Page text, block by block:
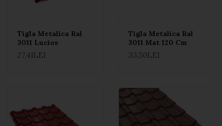
Tigla Metalica Ral
3011 Lucios
27,41LEI
Tigla Metalica Ral
3011 Mat 120 Cm
33,50LEI